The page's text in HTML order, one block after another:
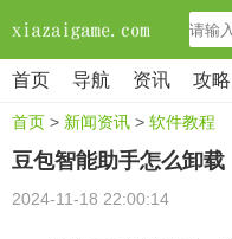
首页 导航 资讯 攻略
首页 > 新闻资讯 > 软件教程
豆包智能助手怎么卸载
2024-11-18 22:00:14